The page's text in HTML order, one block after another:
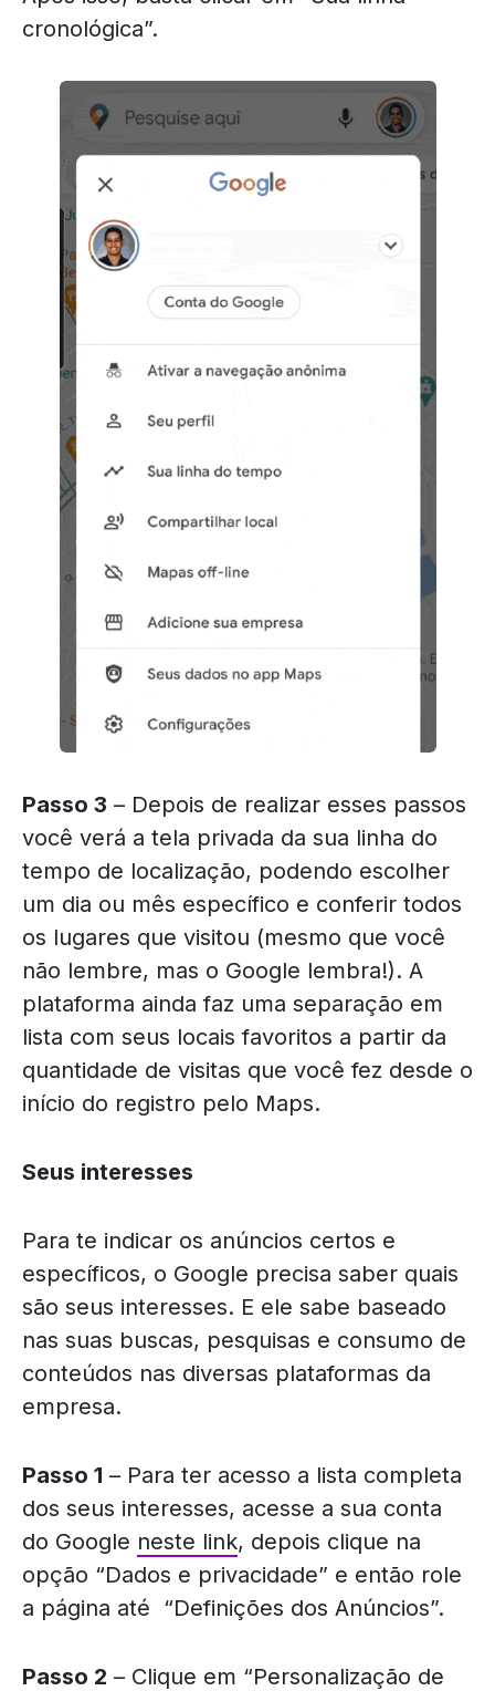
cronológica”.
Passo 3 – Depois de realizar esses passos
você verá a tela privada da sua linha do
tempo de localização, podendo escolher
um dia ou mês específico e conferir todos
os lugares que visitou (mesmo que você
não lembre, mas o Google lembra!). A
plataforma ainda faz uma separação em
lista com seus locais favoritos a partir da
quantidade de visitas que você fez desde o
início do registro pelo Maps.
Seus interesses
Para te indicar os anúncios certos e
específicos, o Google precisa saber quais
são seus interesses. E ele sabe baseado
nas suas buscas, pesquisas e consumo de
conteúdos nas diversas plataformas da
empresa.
Passo 1 – Para ter acesso a lista completa
dos seus interesses, acesse a sua conta
do Google neste link, depois clique na
opção “Dados e privacidade” e então role
a página até “Definições dos Anúncios”.
Passo 2 – Clique em “Personalização de